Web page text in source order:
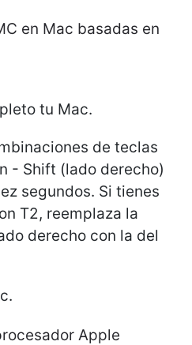
en Mac basadas en
tu Mac.
de teclas
- Shift (lado derecho)
segundos. Si tienes
T2, reemplaza la
derecho con la del
Apple